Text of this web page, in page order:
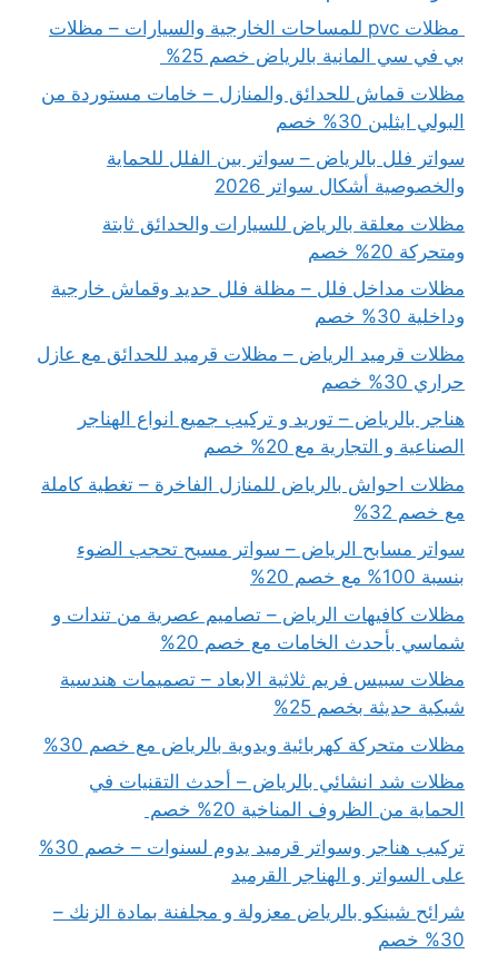
مظلات pvc للمساحات الخارجية والسيارات – مظلات
بي في سي المانية بالرياض خصم 25%
مظلات قماش للحدائق والمنازل – خامات مستوردة من
البولي ايثلين 30% خصم
سواتر فلل بالرياض – سواتر بين الفلل للحماية
والخصوصية أشكال سواتر 2026
مظلات معلقة بالرياض للسيارات والحدائق ثابتة
ومتحركة 20% خصم
مظلات مداخل فلل – مظلة فلل حديد وقماش خارجية
وداخلية 30% خصم
مظلات قرميد الرياض – مظلات قرميد للحدائق مع عازل
حراري 30% خصم
هناجر بالرياض – توريد و تركيب جميع انواع الهناجر
الصناعية و التجارية مع 20% خصم
مظلات احواش بالرياض للمنازل الفاخرة – تغطية كاملة
مع خصم 32%
سواتر مسابح الرياض – سواتر مسبح تحجب الضوء
بنسبة 100% مع خصم 20%
مظلات كافيهات الرياض – تصاميم عصرية من تندات و
شماسي بأحدث الخامات مع خصم 20%
مظلات سبيس فريم ثلاثية الابعاد – تصميمات هندسية
شبكية حديثة بخصم 25%
مظلات متحركة كهربائية ويدوية بالرياض مع خصم 30%
مظلات شد انشائي بالرياض – أحدث التقنيات في
الحماية من الظروف المناخية 20% خصم
تركيب هناجر وسواتر قرميد يدوم لسنوات – خصم 30%
على السواتر و الهناجر القرميد
شرائح شينكو بالرياض معزولة و مجلفنة بمادة الزنك –
30% خصم